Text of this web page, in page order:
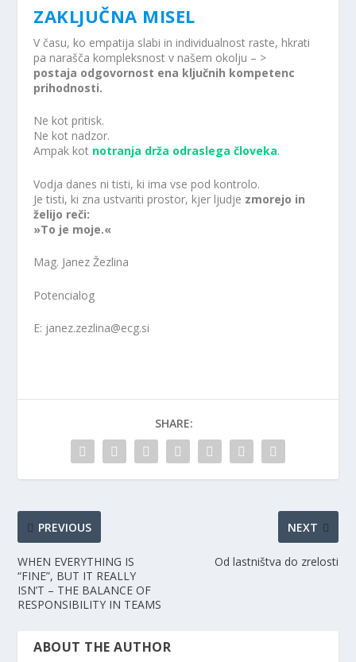
ZAKLJUČNA MISEL
V času, ko empatija slabi in individualnost raste, hkrati
pa narašča kompleksnost v našem okolju – >
postaja odgovornost ena ključnih kompetenc
prihodnosti.
Ne kot pritisk.
Ne kot nadzor.
Ampak kot notranja drža odraslega človeka.
Vodja danes ni tisti, ki ima vse pod kontrolo.
Je tisti, ki zna ustvariti prostor, kjer ljudje zmorejo in
želijo reči:
»To je moje.«
Mag. Janez Žezlina
Potencialog
E: janez.zezlina@ecg.si
SHARE:
PREVIOUS
WHEN EVERYTHING IS
“FINE”, BUT IT REALLY
ISN’T – THE BALANCE OF
RESPONSIBILITY IN TEAMS
NEXT
Od lastništva do zrelosti
ABOUT THE AUTHOR